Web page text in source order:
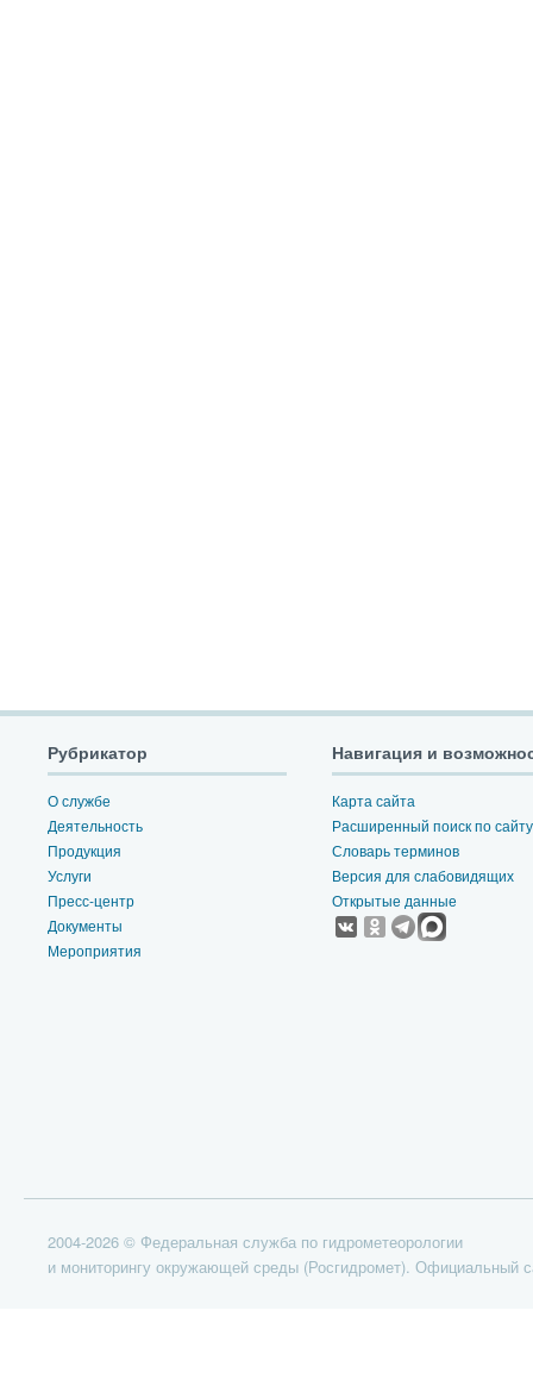
Рубрикатор
О службе
Деятельность
Продукция
Услуги
Пресс-центр
Документы
Мероприятия
Навигация и
Карта сайта
Расширенный поиск по сайту
Словарь терминов
Версия для слабовидящих
Открытые данные
2004-2026 © Федеральная служба по гидрометеорологии
и мониторингу окружающей среды (Росгидромет). Официальный